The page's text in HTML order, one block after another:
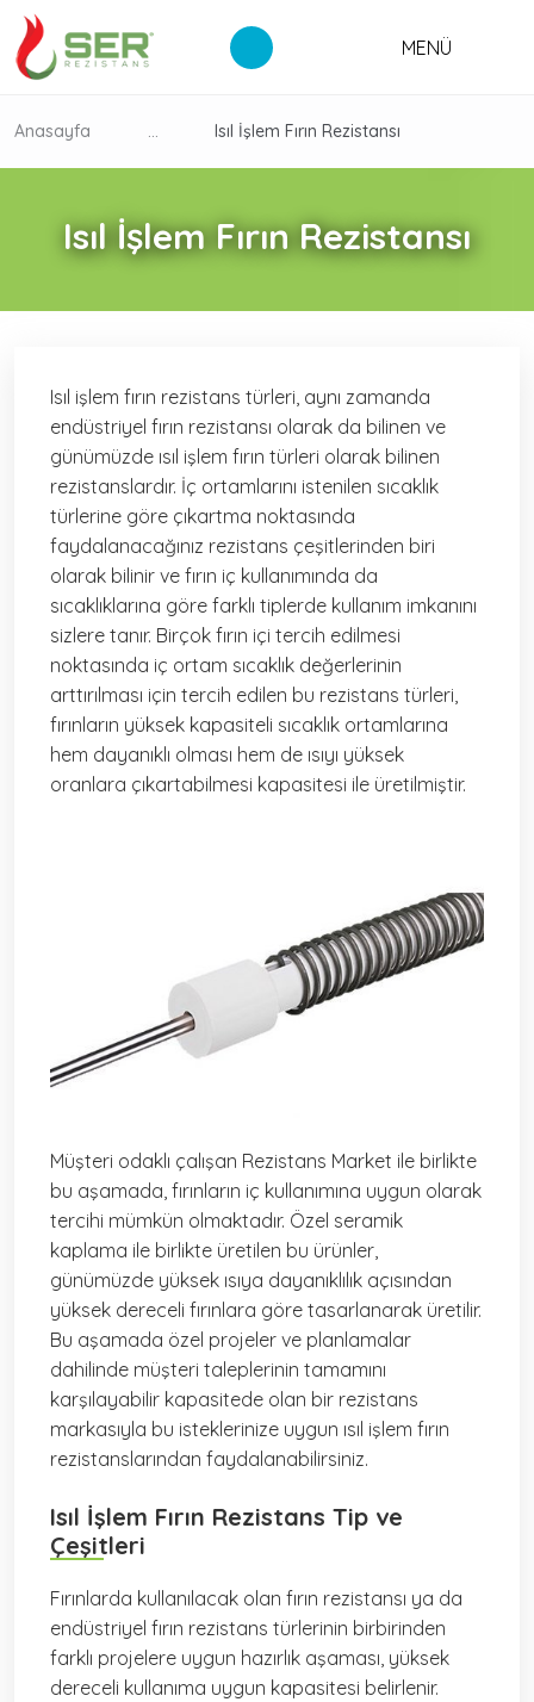
MENÜ
Isıl İşlem Fırın Rezistansı
Anasayfa ... Isıl İşlem Fırın Rezistansı
Isıl işlem fırın rezistans türleri, aynı zamanda
endüstriyel fırın rezistansı olarak da bilinen ve
günümüzde ısıl işlem fırın türleri olarak bilinen
rezistanslardır. İç ortamlarını istenilen sıcaklık
türlerine göre çıkartma noktasında
faydalanacağınız rezistans çeşitlerinden biri
olarak bilinir ve fırın iç kullanımında da
sıcaklıklarına göre farklı tiplerde kullanım imkanını
sizlere tanır. Birçok fırın içi tercih edilmesi
noktasında iç ortam sıcaklık değerlerinin
arttırılması için tercih edilen bu rezistans türleri,
fırınların yüksek kapasiteli sıcaklık ortamlarına
hem dayanıklı olması hem de ısıyı yüksek
oranlara çıkartabilmesi kapasitesi ile üretilmiştir.
Müşteri odaklı çalışan Rezistans Market ile birlikte
bu aşamada, fırınların iç kullanımına uygun olarak
tercihi mümkün olmaktadır. Özel seramik
kaplama ile birlikte üretilen bu ürünler,
günümüzde yüksek ısıya dayanıklılık açısından
yüksek dereceli fırınlara göre tasarlanarak üretilir.
Bu aşamada özel projeler ve planlamalar
dahilinde müşteri taleplerinin tamamını
karşılayabilir kapasitede olan bir rezistans
markasıyla bu isteklerinize uygun ısıl işlem fırın
rezistanslarından faydalanabilirsiniz.
Isıl İşlem Fırın Rezistans Tip ve
Çeşitleri
Fırınlarda kullanılacak olan fırın rezistansı ya da
endüstriyel fırın rezistans türlerinin birbirinden
farklı projelere uygun hazırlık aşaması, yüksek
dereceli kullanıma uygun kapasitesi belirlenir.